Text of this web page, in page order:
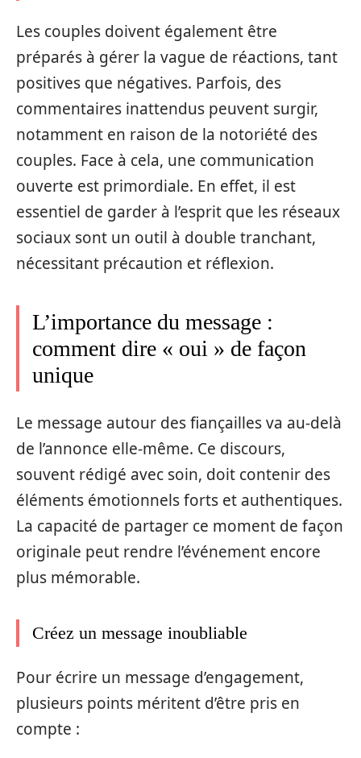
Les couples doivent également être
préparés à gérer la vague de réactions, tant
positives que négatives. Parfois, des
commentaires inattendus peuvent surgir,
notamment en raison de la notoriété des
couples. Face à cela, une communication
ouverte est primordiale. En effet, il est
essentiel de garder à l’esprit que les réseaux
sociaux sont un outil à double tranchant,
nécessitant précaution et réflexion.
L’importance du message :
comment dire « oui » de façon
unique
Le message autour des fiançailles va au-delà
de l’annonce elle-même. Ce discours,
souvent rédigé avec soin, doit contenir des
éléments émotionnels forts et authentiques.
La capacité de partager ce moment de façon
originale peut rendre l’événement encore
plus mémorable.
Créez un message inoubliable
Pour écrire un message d’engagement,
plusieurs points méritent d’être pris en
compte :